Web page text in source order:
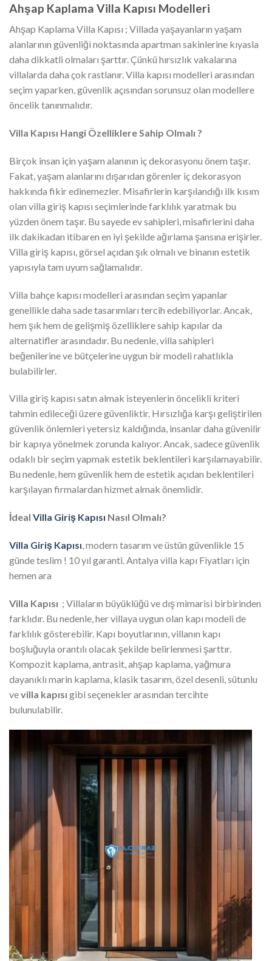
Ahşap Kaplama Villa Kapısı Modelleri
Ahşap Kaplama Villa Kapısı ; Villada yaşayanların yaşam
alanlarının güvenliği noktasında apartman sakinlerine kıyasla
daha dikkatli olmaları şarttır. Çünkü hırsızlık vakalarına
villalarda daha çok rastlanır. Villa kapısı modelleri arasından
seçim yaparken, güvenlik açısından sorunsuz olan modellere
öncelik tanınmalıdır.
Villa Kapısı Hangi Özelliklere Sahip Olmalı ?
Birçok insan için yaşam alanının iç dekorasyonu önem taşır.
Fakat, yaşam alanlarını dışarıdan görenler iç dekorasyon
hakkında fikir edinemezler. Misafirlerin karşılandığı ilk kısım
olan villa giriş kapısı seçimlerinde farklılık yaratmak bu
yüzden önem taşır. Bu sayede ev sahipleri, misafirlerini daha
ilk dakikadan itibaren en iyi şekilde ağırlama şansına erişirler.
Villa giriş kapısı, görsel açıdan şık olmalı ve binanın estetik
yapısıyla tam uyum sağlamalıdır.
Villa bahçe kapısı modelleri arasından seçim yapanlar
genellikle daha sade tasarımları tercih edebiliyorlar. Ancak,
hem şık hem de gelişmiş özelliklere sahip kapılar da
alternatifler arasındadır. Bu nedenle, villa sahipleri
beğenilerine ve bütçelerine uygun bir modeli rahatlıkla
bulabilirler.
Villa giriş kapısı satın almak isteyenlerin öncelikli kriteri
tahmin edileceği üzere güvenliktir. Hırsızlığa karşı geliştirilen
güvenlik önlemleri yetersiz kaldığında, insanlar daha güvenilir
bir kapıya yönelmek zorunda kalıyor. Ancak, sadece güvenlik
odaklı bir seçim yapmak estetik beklentileri karşılamayabilir.
Bu nedenle, hem güvenlik hem de estetik açıdan beklentileri
karşılayan firmalardan hizmet almak önemlidir.
İdeal Villa Giriş Kapısı Nasıl Olmalı?
Villa Giriş Kapısı, modern tasarım ve üstün güvenlikle 15
günde teslim ! 10 yıl garanti. Antalya villa kapı Fiyatları için
hemen ara
Villa Kapısı ; Villaların büyüklüğü ve dış mimarisi birbirinden
farklıdır. Bu nedenle, her villaya uygun olan kapı modeli de
farklılık gösterebilir. Kapı boyutlarının, villanın kapı
boşluğuyla orantılı olacak şekilde belirlenmesi şarttır.
Kompozit kaplama, antrasit, ahşap kaplama, yağmura
dayanıklı marin kaplama, klasik tasarım, özel desenli, sütunlu
vevilla kapısı gibi seçenekler arasından tercihte
bulunulabilir.